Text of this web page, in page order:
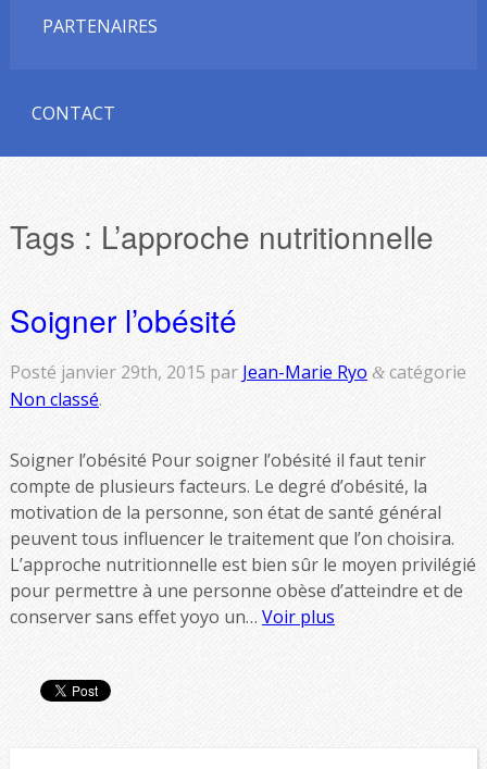
PARTENAIRES
CONTACT
Tags : L’approche nutritionnelle
Soigner l’obésité
Posté janvier 29th, 2015 par Jean-Marie Ryo &catégorie
Non classé.
Soigner l’obésité Pour soigner l’obésité il faut tenir
compte de plusieurs facteurs. Le degré d’obésité, la
motivation de la personne, son état de santé général
peuvent tous influencer le traitement que l’on choisira.
L’approche nutritionnelle est bien sûr le moyen privilégié
pour permettre à une personne obèse d’atteindre et de
conserver sans effet yoyo un… Voir plus